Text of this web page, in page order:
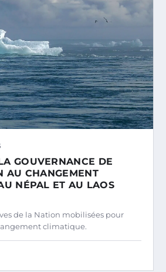
GOUVERNANCE DE
AU CHANGEMENT
NÉPAL ET AU LAOS
de la Nation mobilisées pour
climatique.